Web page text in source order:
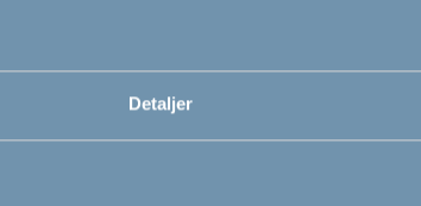
Detaljer
Relaterede produkter